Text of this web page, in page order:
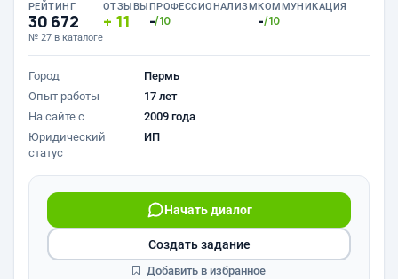
РЕЙТИНГ
30 672
№ 27 в каталоге
ОТЗЫВЫ
11
ПРОФЕССИОНАЛИЗМ
-/10
КОММУНИКАЦИЯ
-/10
Город
Пермь
Опыт работы
17 лет
На сайте с
2009 года
Юридический
статус
ИП
Начать диалог
Создать задание
Добавить в избранное